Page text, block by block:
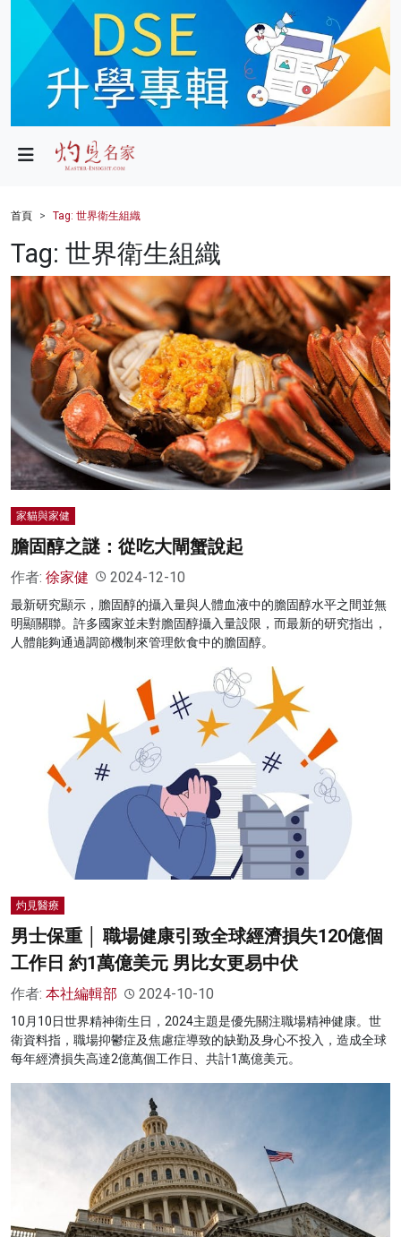
政局
財經
健康
商業
科技
影片
名家榜
灼見活動
首頁 Tag: 世界衛生組織
Tag: 世界衛生組織
家貓與家健
膽固醇之謎：從吃大閘蟹說起
作者: 徐家健 2024-12-10
最新研究顯示，膽固醇的攝入量與人體血液中的膽固醇水平之間並無
明顯關聯。許多國家並未對膽固醇攝入量設限，而最新的研究指出，
人體能夠通過調節機制來管理飲食中的膽固醇。
灼見醫療
男士保重 │ 職場健康引致全球經濟損失120億個
工作日 約1萬億美元 男比女更易中伏
作者: 本社編輯部 2024-10-10
10月10日世界精神衛生日，2024主題是優先關注職場精神健康。世
衛資料指，職場抑鬱症及焦慮症導致的缺勤及身心不投入，造成全球
每年經濟損失高達2億萬個工作日、共計1萬億美元。